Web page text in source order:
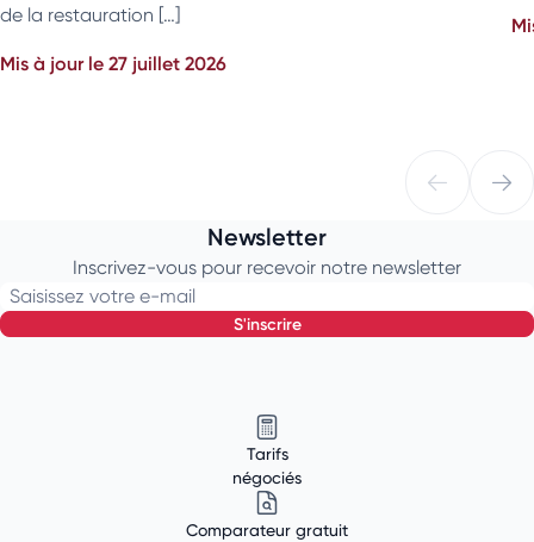
de la restauration […]
Mis à jour le 27 juillet 2026
Newsletter
Inscrivez-vous pour recevoir notre newsletter
Saisissez votre e-mail
s'inscrire
Tarifs
négociés
Comparateur gratuit